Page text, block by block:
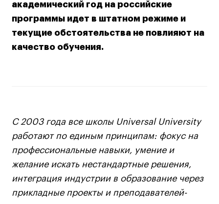
дверей
дверей
События
События
Universal University
Universal University
академический год на российские
программы идет в штатном режиме и
текущие обстоятельства не повлияют на
качество обучения.
С 2003 года все школы Universal University
работают по единым принципам: фокус на
профессиональные навыки, умение и
желание искать нестандартные решения,
интеграция индустрии в образование через
прикладные проекты и преподавателей-